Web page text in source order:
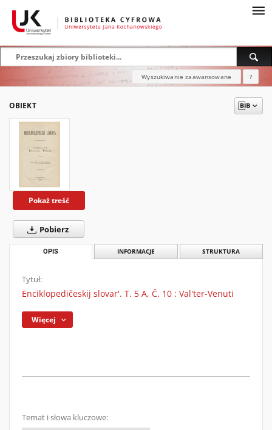
Wyszukiwanie zaawansowane ?
OBIEKT
Pokaż treść
Pobierz
OPIS INFORMACJE STRUKTURA
Tytuł:
Enciklopedičeskij slovar'. T. 5 A, Č. 10 : Val'ter-Venuti
Więcej
Temat i słowa kluczowe: